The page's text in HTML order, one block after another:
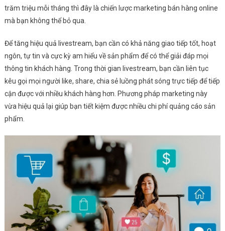
trăm triệu mỗi tháng thì đây là chiến lược marketing bán hàng online
mà bạn không thể bỏ qua.
Để tăng hiệu quả livestream, bạn cần có khả năng giao tiếp tốt, hoạt
ngôn, tự tin và cực kỳ am hiểu về sản phẩm để có thể giải đáp mọi
thông tin khách hàng. Trong thời gian livestream, bạn cần liên tục
kêu gọi mọi người like, share, chia sẻ luồng phát sóng trực tiếp để tiếp
cận được với nhiều khách hàng hơn. Phương pháp marketing này
vừa hiệu quả lại giúp bạn tiết kiệm được nhiều chi phí quảng cáo sản
phẩm.